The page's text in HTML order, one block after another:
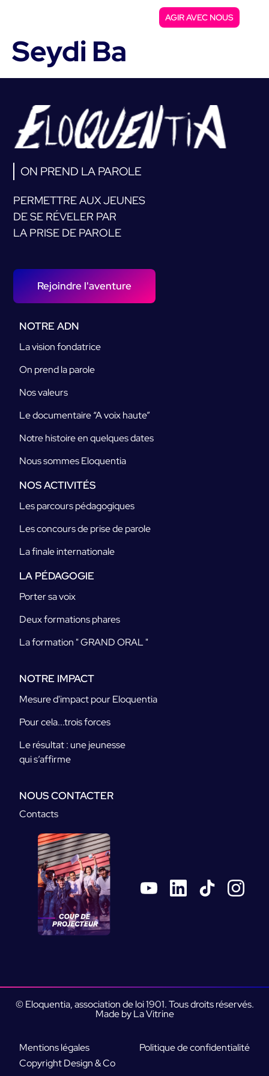
AGIR AVEC NOUS
Seydi Ba
ON PREND LA PAROLE
PERMETTRE AUX JEUNES
DE SE RÉVELER PAR
LA PRISE DE PAROLE
Rejoindre l'aventure
NOTRE ADN
La vision fondatrice
On prend la parole
Nos valeurs
Le documentaire “A voix haute”
Notre histoire en quelques dates
Nous sommes Eloquentia
NOS ACTIVITÉS
Les parcours pédagogiques
Les concours de prise de parole
La finale internationale
LA PÉDAGOGIE
Porter sa voix
Deux formations phares
La formation " GRAND ORAL "
NOTRE IMPACT
Mesure d'impact pour Eloquentia
Pour cela...trois forces
Le résultat : une jeunesse
qui s’affirme
NOUS CONTACTER
Contacts
© Eloquentia, association de loi 1901. Tous droits réservés.
Made by La Vitrine
Mentions légales
Politique de confidentialité
Copyright Design & Co